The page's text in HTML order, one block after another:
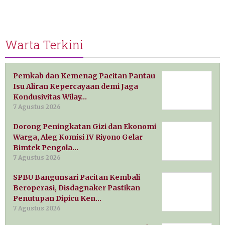
Warta Terkini
Pemkab dan Kemenag Pacitan Pantau
Isu Aliran Kepercayaan demi Jaga
Kondusivitas Wilay…
7 Agustus 2026
Dorong Peningkatan Gizi dan Ekonomi
Warga, Aleg Komisi IV Riyono Gelar
Bimtek Pengola…
7 Agustus 2026
SPBU Bangunsari Pacitan Kembali
Beroperasi, Disdagnaker Pastikan
Penutupan Dipicu Ken…
7 Agustus 2026